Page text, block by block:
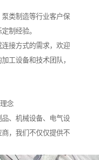
类制造等行业客户保
制经验。
接方式的需求，欢迎
工设备和技术团队，
念
、机械设备、电气设
，我们不仅仅提供不